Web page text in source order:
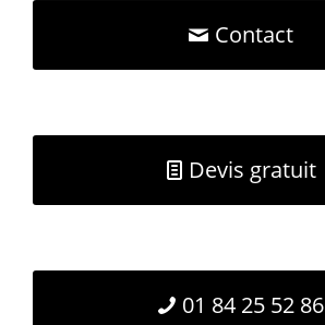
Contact
Devis gratuit
01 84 25 52 86